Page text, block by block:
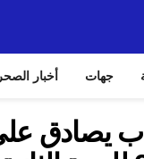
جهات أخبار
يصادق